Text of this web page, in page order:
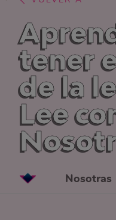
tener
de la
Lee
Nosotras